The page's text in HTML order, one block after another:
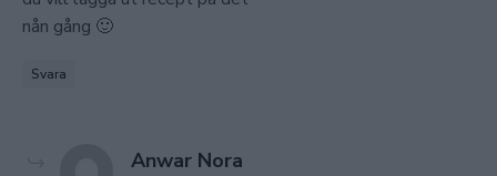
nån gång 🙂
Svara
Anwar Nora